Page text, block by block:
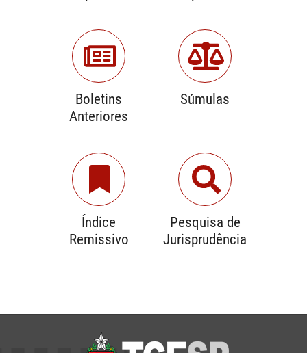
Boletins
Anteriores
Súmulas
Índice
Remissivo
Pesquisa de
Jurisprudência